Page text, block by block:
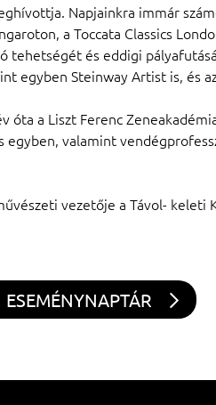
Napjainkra immár
a Toccata Classics
tehetségét és eddigi
egyben Steinway Artist is, és
óta a Liszt Ferenc
egyben, valamint
vezetője a Távol- keleti
ESEMÉNYNAPTÁR